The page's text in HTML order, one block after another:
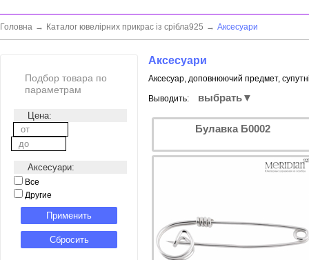
Головна → Каталог ювелірних прикрас із срібла925 → Аксесуари
Подбор товара по
параметрам
Цена:
Аксесуари:
Все
Другие
Аксесуари
Аксесуар, доповнюючий предмет,
Выводить: выбрать▼
Булавка Б0002